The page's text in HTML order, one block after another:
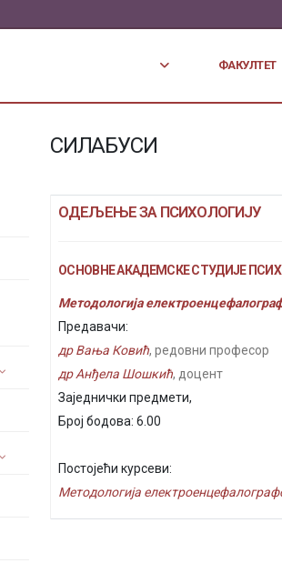
ФАКУЛТЕТ
СИЛАБУСИ
ОДЕЉЕЊЕ ЗА ПСИХОЛОГИЈУ
ОСНОВНЕ АКАДЕМСКЕ СТУДИЈЕ
Методологија
Предавачи:
др Вања Ковић, редовни професор
др Анђела Шошкић, доцент
Заједнички предмети,
Број бодова: 6.00
Постојећи курсеви:
Методологија